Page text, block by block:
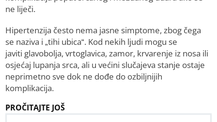
ne liječi.
Hipertenzija često nema jasne simptome, zbog čega
se naziva i „tihi ubica“. Kod nekih ljudi mogu se
javiti glavobolja, vrtoglavica, zamor, krvarenje iz nosa ili
osjećaj lupanja srca, ali u većini slučajeva stanje ostaje
neprimetno sve dok ne dođe do ozbiljnijih
komplikacija.
PROČITAJTE JOŠ